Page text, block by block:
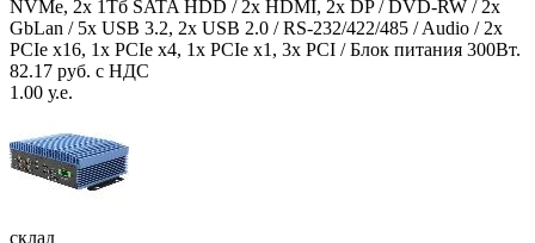
NVMe, 2x 1Тб SATA HDD / 2x HDMI, 2x DP / DVD-RW / 2x
GbLan / 5x USB 3.2, 2x USB 2.0 / RS-232/422/485 / Audio / 2x
PCIe x16, 1x PCIe x4, 1x PCIe x1, 3x PCI / Блок питания 300Вт.
82.17 руб. с НДС
1.00 у.е.
склад